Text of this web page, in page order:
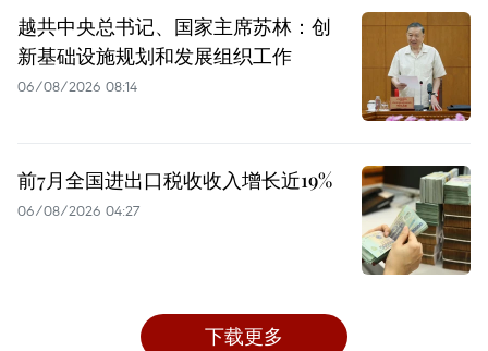
越共中央总书记、国家主席苏林：创
新基础设施规划和发展组织工作
06/08/2026 08:14
前7月全国进出口税收收入增长近19%
06/08/2026 04:27
下载更多